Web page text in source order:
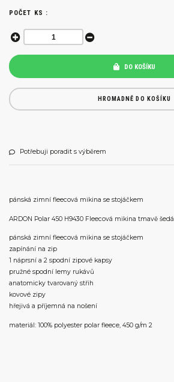
POČET KS :
DO KOŠÍKU
HROMADNĚ DO KOŠÍKU
Potřebuji poradit s výběrem
pánská zimní fleecová mikina se stojáčkem
ARDON Polar 450 H9430 Fleecová mikina tmavě šedá
pánská zimní fleecová mikina se stojáčkem
zapínání na zip
1 náprsní a 2 spodní zipové kapsy
pružné spodní lemy rukávů
anatomicky tvarovaný střih
kovové zipy
hřejivá a příjemná na nošení
materiál: 100% polyester polar fleece, 450 g/m 2